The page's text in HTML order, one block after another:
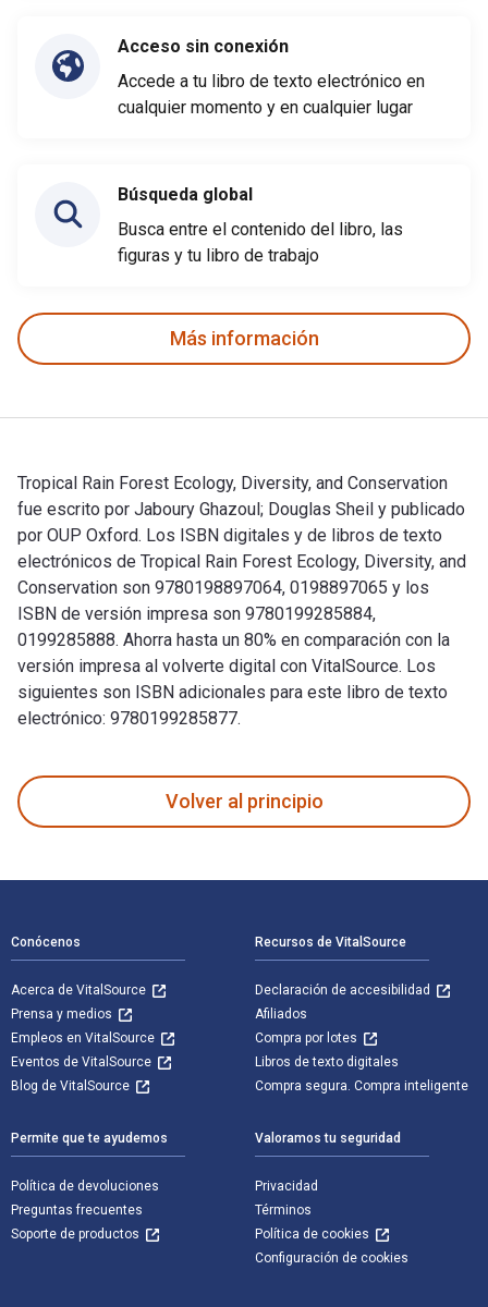
Acceso sin conexión
Accede a tu libro de texto electrónico en
cualquier momento y en cualquier lugar
Búsqueda global
Busca entre el contenido del libro, las
figuras y tu libro de trabajo
Más información
Tropical Rain Forest Ecology, Diversity, and Conservation
fue escrito por Jaboury Ghazoul; Douglas Sheil y publicado
por OUP Oxford. Los ISBN digitales y de libros de texto
electrónicos de Tropical Rain Forest Ecology, Diversity, and
Conservation son 9780198897064, 0198897065 y los
ISBN de versión impresa son 9780199285884,
0199285888. Ahorra hasta un 80% en comparación con la
versión impresa al volverte digital con VitalSource. Los
siguientes son ISBN adicionales para este libro de texto
electrónico: 9780199285877.
Volver al principio
Conócenos
Acerca de VitalSource
Prensa y medios
Empleos en VitalSource
Eventos de VitalSource
Blog de VitalSource
Recursos de VitalSource
Declaración de accesibilidad
Afiliados
Compra por lotes
Libros de texto digitales
Compra segura. Compra inteligente
Permite que te ayudemos
Política de devoluciones
Preguntas frecuentes
Soporte de productos
Valoramos tu seguridad
Privacidad
Términos
Política de cookies
Configuración de cookies